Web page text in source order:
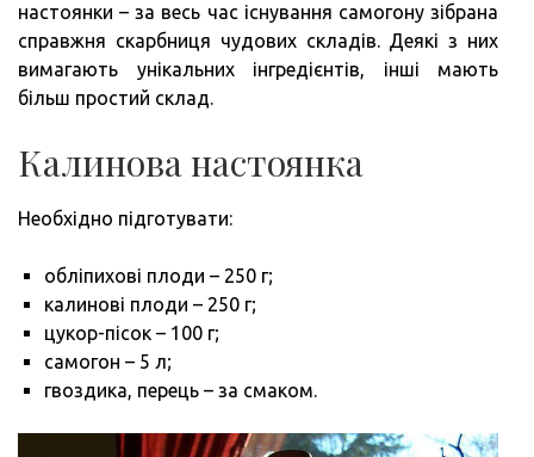
настоянки – за весь час існування самогону зібрана
справжня скарбниця чудових складів. Деякі з них
вимагають унікальних інгредієнтів, інші мають
більш простий склад.
Калинова настоянка
Необхідно підготувати:
обліпихові плоди – 250 г;
калинові плоди – 250 г;
цукор-пісок – 100 г;
самогон – 5 л;
гвоздика, перець – за смаком.